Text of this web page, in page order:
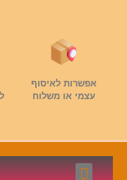
אפשרות לאיסוף
עצמי או משלוח